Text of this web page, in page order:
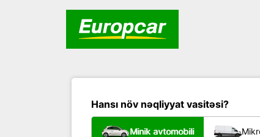
Hansı növ nəqliyyat vasitəsi?
Minik avtomobili